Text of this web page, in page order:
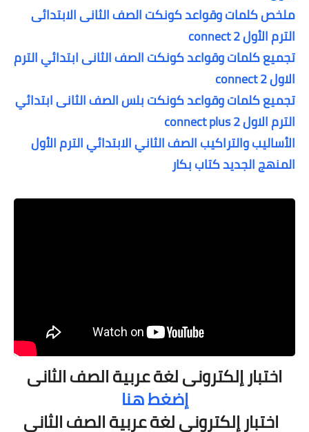
ملخص كلمات وقواعد كونكت الصف الثانى الابتدائى
الترم الأول connect 2
تجميع كلمات وقواعد كونكت الصف الثانى ابتدائي الترم
الاول connect 2
تجميع كلمات وقواعد كونكت بلس الصف الثانى ابتدائي
الترم الاول connect plus 2
الأساليب والتراكيب الصف الثاني الابتدائي الترم الأول
المنهج الجديد كتاب بكار
اختبار إلكترونىلغة عربيةالصف الثانى
إضغط هنا
اختبار إلكترونىلغة عربيةالصف الثانى